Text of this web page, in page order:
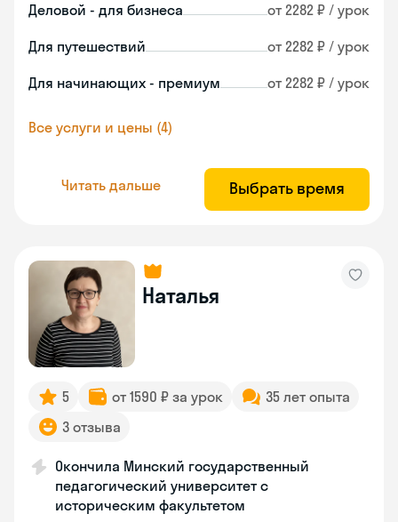
Деловой - для бизнеса от 2282 ₽ / урок
Для путешествий от 2282 ₽ / урок
Для начинающих - премиум от 2282 ₽ / урок
Все услуги и цены (4)
Читать дальше Выбрать время
Наталья
5 от 1590 ₽ за урок
35 лет опыта
3 отзыва
Окончила Минский государственный
педагогический университет с
историческим факультетом